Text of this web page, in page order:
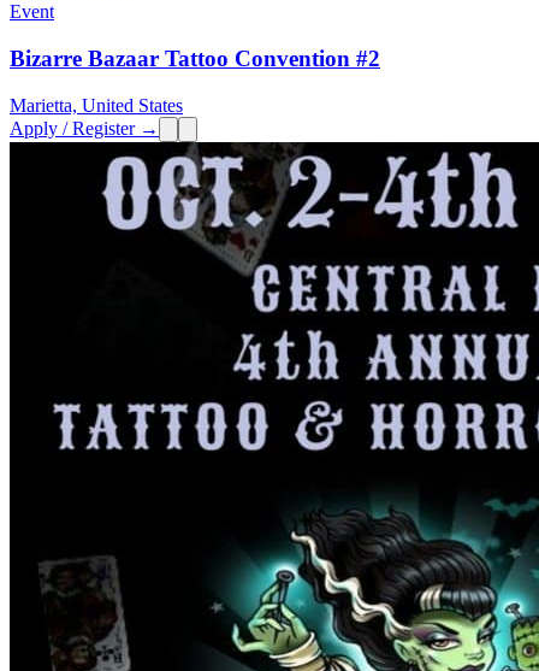
Event
Bizarre Bazaar Tattoo Convention #2
Marietta, United States
Apply / Register →